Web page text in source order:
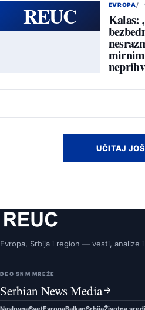
REUC EVROPA
Kalas:
UČITAJ JOŠ
Evropa, Srbija i region — vesti, analize i
DEO SNM MREŽE
Serbian News Media